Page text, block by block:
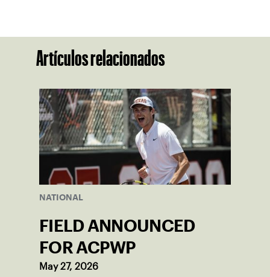
Artículos relacionados
NATIONAL
FIELD ANNOUNCED
FOR ACPWP
May 27, 2026